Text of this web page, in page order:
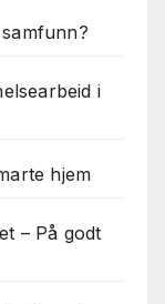
i
hjem
– På godt